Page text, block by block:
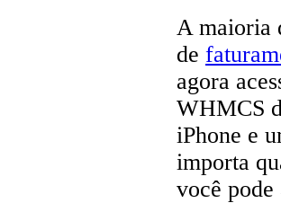
A maioria
de
agora
WHMCS
iPhone e
importa
você pode